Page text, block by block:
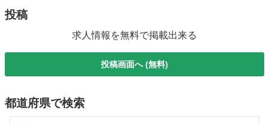
投稿
求人情報を無料で掲載出来る
投稿画面へ (無料)
都道府県で検索